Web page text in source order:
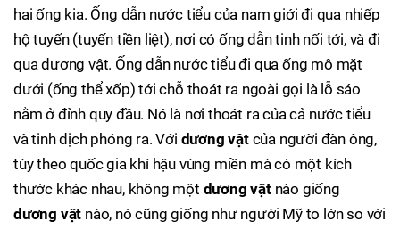
hai ống kia. Ống dẫn nước tiểu của nam giới đi qua nhiếp
hộ tuyến (tuyến tiền liệt), nơi có ống dẫn tinh nối tới, và đi
qua dương vật. Ống dẫn nước tiểu đi qua ống mô mặt
dưới (ống thể xốp) tới chỗ thoát ra ngoài gọi là lỗ sáo
nằm ở đỉnh quy đầu. Nó là nơi thoát ra của cả nước tiểu
và tinh dịch phóng ra. Với dương vậtcủa người đàn ông,
tùy theo quốc gia khí hậu vùng miền mà có một kích
thước khác nhau, không một dương vậtnào giống
dương vật nào, nó cũng giống như người Mỹ to lớn so với